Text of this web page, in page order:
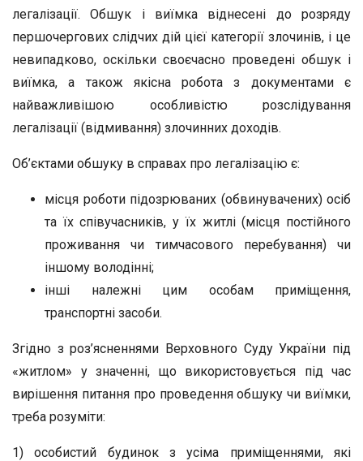
легалізації. Обшук і виїмка віднесені до розряду
першочергових слідчих дій цієї категорії злочинів, і це
невипадково, оскільки своєчасно проведені обшук і
виїмка, а також якісна робота з документами є
найважливішою особливістю розслідування
легалізації (відмивання) злочинних доходів.
Об’єктами обшуку в справах про легалізацію є:
місця роботи підозрюваних (обвинувачених) осіб
та їх співучасників, у їх житлі (місця постійного
проживання чи тимчасового перебування) чи
іншому володінні;
інші належні цим особам приміщення,
транспортні засоби.
Згідно з роз’ясненнями Верховного Суду України під
«житлом» у значенні, що використовується під час
вирішення питання про проведення обшуку чи виїмки,
треба розуміти:
1) особистий будинок з усіма приміщеннями, які